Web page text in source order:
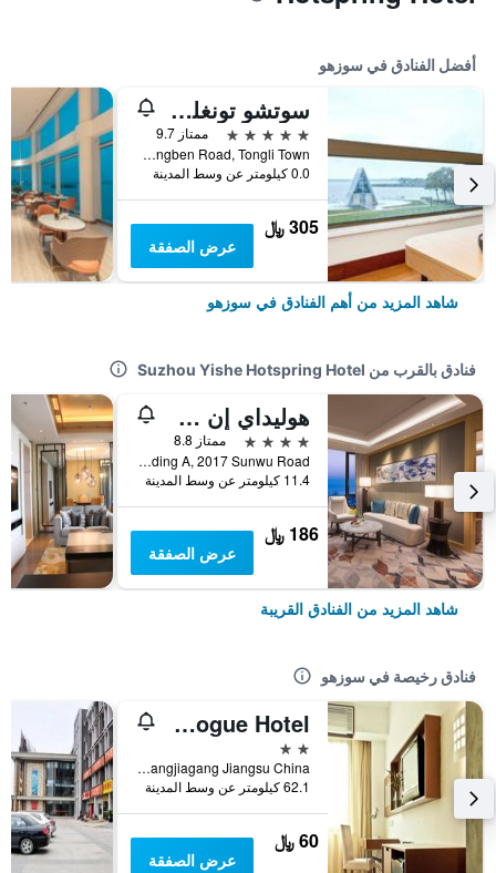
أفضل الفنادق في سوزهو
سوتشو تونغلي ليك فيو هوتل
5 نجوم
ممتاز 9.7
No. 8 Chongben Road, Tongli Town, سوزهو, الصين
0.0 كيلومتر عن وسط المدينة
305 ﷼
عرض الصفقة
شاهد المزيد من أهم الفنادق في سوزهو
فنادق بالقرب من Suzhou Yishe Hotspring Hotel
هوليداي إن سوتشو تايو ليك باي آيتش جي
4 نجوم
ممتاز 8.8
Building A, 2017 Sunwu Road, سوزهو, الصين
11.4 كيلومتر عن وسط المدينة
186 ﷼
عرض الصفقة
شاهد المزيد من الفنادق القريبة
فنادق رخيصة في سوزهو
Zhangjiagang Newstay Vogue Hotel
2 نجمتين
No.84 Chang'an South Rd. Zhangjiagang Jiangsu China, سوزهو, الصين
62.1 كيلومتر عن وسط المدينة
60 ﷼
عرض الصفقة